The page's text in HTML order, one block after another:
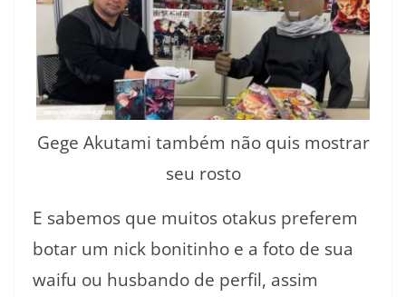
Gege Akutami também não quis mostrar
seu rosto
E sabemos que muitos otakus preferem
botar um nick bonitinho e a foto de sua
waifu ou husbando de perfil, assim